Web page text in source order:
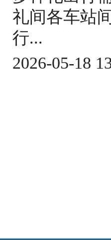
礼间各车站
行...
2026-05-18